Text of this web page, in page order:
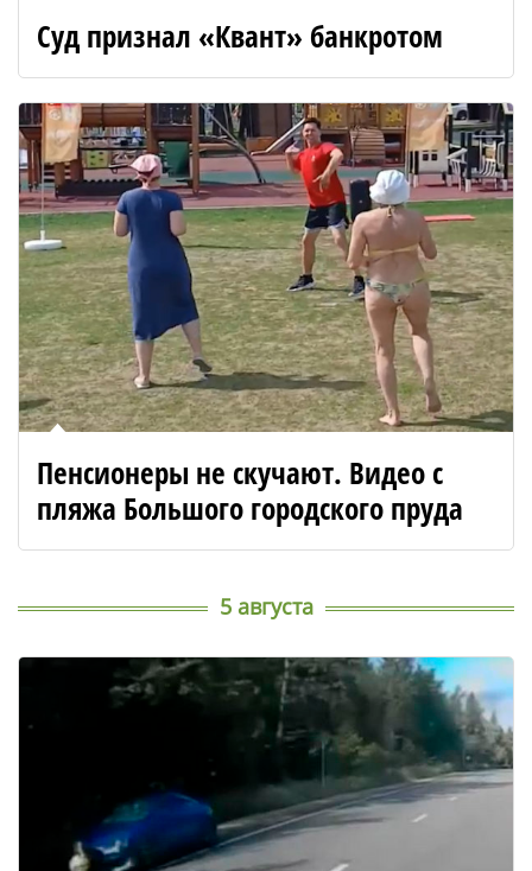
Суд признал «Квант» банкротом
Пенсионеры не скучают. Видео с
пляжа Большого городского пруда
5 августа